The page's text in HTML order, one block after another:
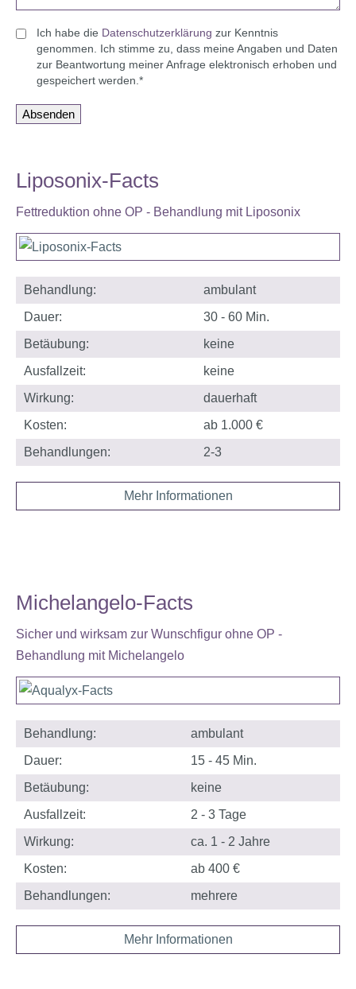
Ich habe die Datenschutz­erklärung zur Kenntnis
genommen. Ich stimme zu, dass meine Angaben und Daten
zur Beantwortung meiner Anfrage elektronisch erhoben und
gespeichert werden.*
Absenden
Liposonix-Facts
Fettreduktion ohne OP - Behandlung mit Liposonix
Behandlung:
ambulant
Dauer:
30 - 60 Min.
Betäubung:
keine
Ausfallzeit:
keine
Wirkung:
dauerhaft
Kosten:
ab 1.000 €
Behandlungen:
2-3
Mehr Informationen
Michelangelo-Facts
Sicher und wirksam zur Wunschfigur ohne OP -
Behandlung mit Michelangelo
Behandlung:
ambulant
Dauer:
15 - 45 Min.
Betäubung:
keine
Ausfallzeit:
2 - 3 Tage
Wirkung:
ca. 1 - 2 Jahre
Kosten:
ab 400 €
Behandlungen:
mehrere
Mehr Informationen